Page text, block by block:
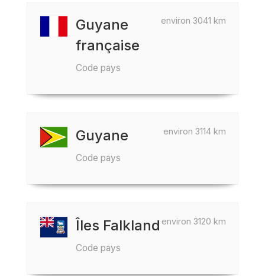
environ 3041 km
Guyane
française
Code pays
environ 3114 km
Guyane
Code pays
environ 3120 km
Îles Falkland
Code pays